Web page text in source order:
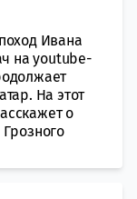
Ивана
на youtube-
На этот
о